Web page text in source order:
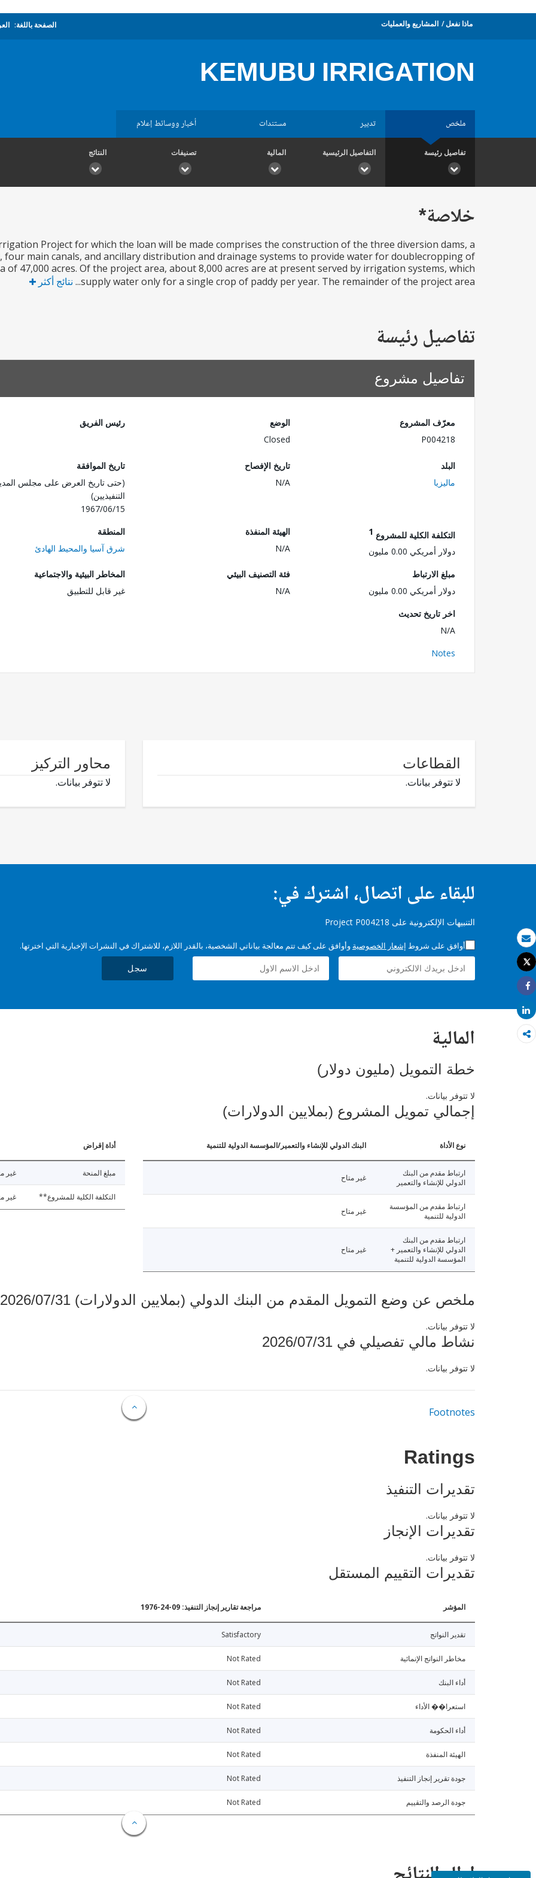
بريد الكتروني
طباعة
Tweet
Share
Share
ماذا نفعل المشاريع والعمليات الصفحة باللغة:
KEMUBU IRRIGATION
ملخص تدبير مستندات أخبار ووسائط إعلام
تفاصيل رئيسة التفاصيل الرئيسية المالية تصنيفات النتائج
خلاصة*
Project for which the loan will be made comprises the construction of the three diversion dams, a
four main canals, and ancillary distribution and drainage systems to provide water for doublecropping of
of 47,000 acres. Of the project area, about 8,000 acres are at present served by irrigation systems, which
supply water only for a single crop of paddy per year. The remainder of the project area...
نتائج أكثر
تفاصيل رئيسة
تفاصيل مشروع
معرّف المشروع
P004218
الوضع
Closed
رئيس الفريق
البلد
ماليزيا
تاريخ الإفصاح
N/A
تاريخ الموافقة
(حتى تاريخ العرض على مجلس
التنفيذيين)
1967/06/15
التكلفة الكلية للمشروع 1
دولار أمريكي 0.00 مليون
الهيئة المنفذة
N/A
المنطقة
شرق آسيا والمحيط الهادئ
مبلغ الارتباط
دولار أمريكي 0.00 مليون
فئة التصنيف البيئي
N/A
المخاطر البيئية والاجتماعية
غير قابل للتطبيق
اخر تاريخ تحديث
N/A
Notes
القطاعات
لا تتوفر بيانات.
محاور التركيز
لا تتوفر بيانات.
للبقاء على اتصال، اشترك في:
التنبيهات الإلكترونية على Project P004218
أوافق على شروط إشعار الخصوصية وأوافق على كيف تتم معالجة بياناتي الشخصية، بالقدر اللازم، للاشتراك في النشرات الإخبارية التي اخترتها.
سجل
المالية
خطة التمويل (مليون دولار)
لا تتوفر بيانات.
إجمالي تمويل المشروع (بملايين الدولارات)
نوع الأداة البنك الدولي للإنشاء والتعمير/المؤسسة الدولية للتنمية
ارتباط مقدم من البنك
الدولي للإنشاء والتعمير
غير متاح
ارتباط مقدم من المؤسسة
الدولية للتنمية
غير متاح
ارتباط مقدم من البنك
الدولي للإنشاء والتعمير +
المؤسسة الدولية للتنمية
غير متاح
أداة إقراض
مبلغ المنحة غير
التكلفة الكلية للمشروع** غير
ملخص عن وضع التمويل المقدم من البنك الدولي (بملايين الدولارات) 2026/07/31
لا تتوفر بيانات.
نشاط مالي تفصيلي في 2026/07/31
لا تتوفر بيانات.
Footnotes
Ratings
تقديرات التنفيذ
لا تتوفر بيانات.
تقديرات الإنجاز
لا تتوفر بيانات.
تقديرات التقييم المستقل
المؤشر مراجعة تقارير إنجاز التنفيذ: 09-24-1976
تقدير النواتج Satisfactory
مخاطر النواتج الإنمائية Not Rated
أداء البنك Not Rated
استعرا�� الأداء Not Rated
أداء الحكومة Not Rated
الهيئة المنفذة Not Rated
جودة تقرير إنجاز التنفيذ Not Rated
جودة الرصد والتقييم Not Rated